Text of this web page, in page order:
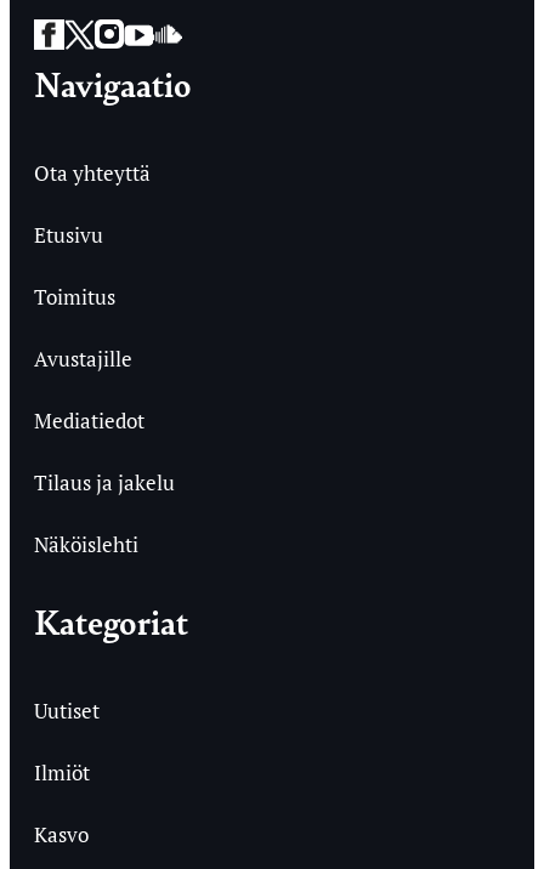
Facebook
Twitter
Instagram
YouTube
SoundCloud
Navigaatio
Ota yhteyttä
Etusivu
Toimitus
Avustajille
Mediatiedot
Tilaus ja jakelu
Näköislehti
Kategoriat
Uutiset
Ilmiöt
Kasvo